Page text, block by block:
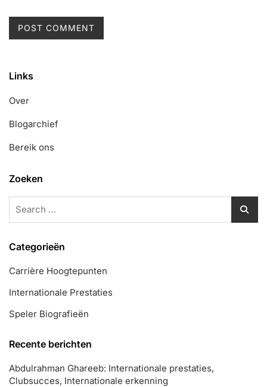
Links
Over
Blogarchief
Bereik ons
Zoeken
Categorieën
Carrière Hoogtepunten
Internationale Prestaties
Speler Biografieën
Recente berichten
Abdulrahman Ghareeb: Internationale prestaties,
Clubsucces, Internationale erkenning